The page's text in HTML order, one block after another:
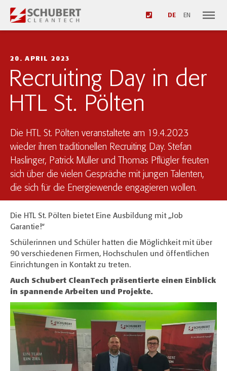
DE EN
20. APRIL 2023
Recruiting Day in der
HTL St. Pölten
Die HTL St. Pölten veranstaltete am 19.4.2023
wieder ihren traditionellen Recruiting Day. Stefan
Haslinger, Patrick Müller und Thomas Pflügler freuten
sich über die vielen Gespräche mit jungen Talenten,
die sich für die Energiewende engagieren wollen.
Die HTL St. Pölten bietet Eine Ausbildung mit „Job
Garantie!“
Schülerinnen und Schüler hatten die Möglichkeit mit über
90 verschiedenen Firmen, Hochschulen und öffentlichen
Einrichtungen in Kontakt zu treten.
Auch Schubert CleanTech präsentierte einen Einblick
in spannende Arbeiten und Projekte.